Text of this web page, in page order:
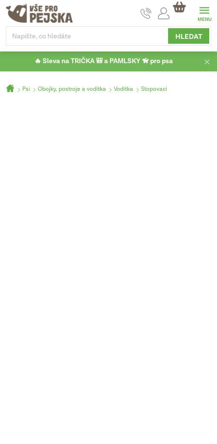
Přejít
obsah
HLEDAT
NÁKUPNÍ
KOŠÍK
🔥 Sleva na TRIČKA 🎒 a PAMLSKY 🦮 pro psa
Domů
Psi Obojky, postroje a vodítka Vodítka Stopovací